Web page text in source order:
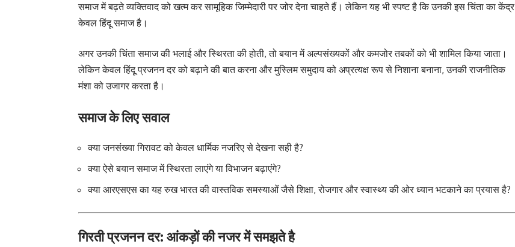
समाज में बढ़ते व्यक्तिवाद को खत्म कर सामूहिक जिम्मेदारी पर जोर देना चाहते हैं। लेकिन यह भी स्पष्ट है कि उनकी इस चिंता का केंद्र
केवल हिंदू समाज है।
अगर उनकी चिंता समाज की भलाई और स्थिरता की होती, तो बयान में अल्पसंख्यकों और कमजोर तबकों को भी शामिल किया जाता।
लेकिन केवल हिंदू प्रजनन दर को बढ़ाने की बात करना और मुस्लिम समुदाय को अप्रत्यक्ष रूप से निशाना बनाना, उनकी राजनीतिक
मंशा को उजागर करता है।
समाज के लिए सवाल
क्या जनसंख्या गिरावट को केवल धार्मिक नजरिए से देखना सही है?
क्या ऐसे बयान समाज में स्थिरता लाएंगे या विभाजन बढ़ाएंगे?
क्या आरएसएस का यह रुख भारत की वास्तविक समस्याओं जैसे शिक्षा, रोजगार और स्वास्थ्य की ओर ध्यान भटकाने का प्रयास है?
गिरती प्रजनन दर: आंकड़ों की नजर में समझते है